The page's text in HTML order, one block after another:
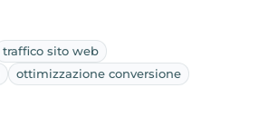
traffico sito web
ottimizzazione conversione